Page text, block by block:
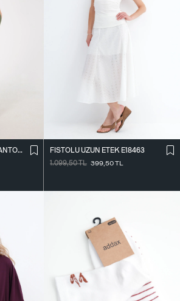
BELDEN İ̇P BAĞLAMALI PANTOLON PN16372-İ6
FISTOLU UZUN ETEK E18463
1.099,50TL 399,50TL